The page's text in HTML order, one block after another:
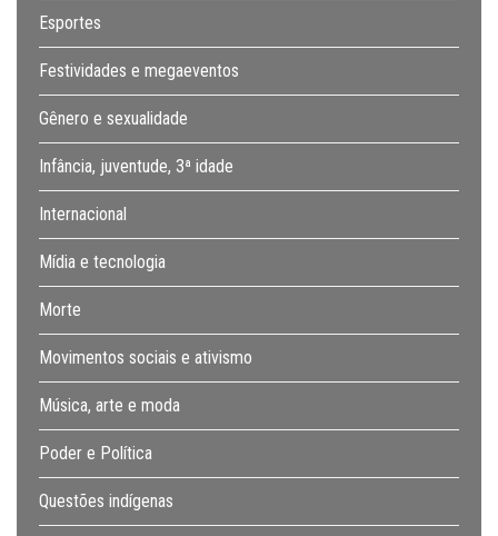
Esportes
Festividades e megaeventos
Gênero e sexualidade
Infância, juventude, 3ª idade
Internacional
Mídia e tecnologia
Morte
Movimentos sociais e ativismo
Música, arte e moda
Poder e Política
Questões indígenas